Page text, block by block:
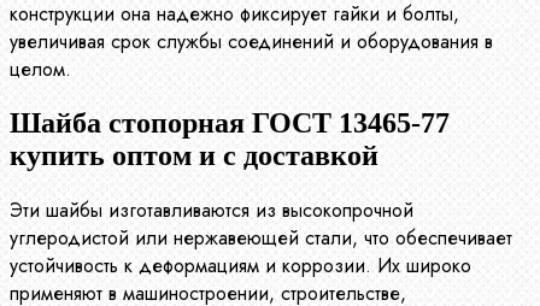
конструкции она надежно фиксирует гайки и болты,
увеличивая срок службы соединений и оборудования в
целом.
Шайба стопорная ГОСТ 13465-77
купить оптом и с доставкой
Эти шайбы изготавливаются из высокопрочной
углеродистой или нержавеющей стали, что обеспечивает
устойчивость к деформациям и коррозии. Их широко
применяют в машиностроении, строительстве,